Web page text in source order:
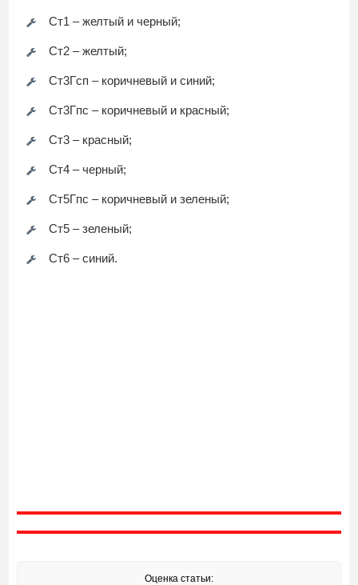
Ст1 – желтый и черный;
Ст2 – желтый;
Ст3Гсп – коричневый и синий;
Ст3Гпс – коричневый и красный;
Ст3 – красный;
Ст4 – черный;
Ст5Гпс – коричневый и зеленый;
Ст5 – зеленый;
Ст6 – синий.
Оценка статьи: